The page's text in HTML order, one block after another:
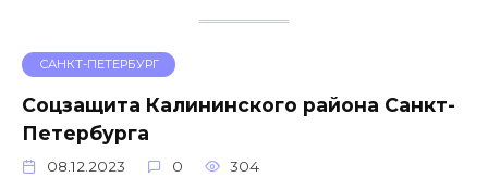
САНКТ-ПЕТЕРБУРГ
Соцзащита Калининского района Санкт-
Петербурга
08.12.2023 0 304